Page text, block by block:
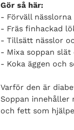
Gör så här:
- Förväll
- Fräs finhackad
- Tillsätt nässlor
- Mixa soppan
- Koka äggen och
Varför den är
Soppan
och fett som